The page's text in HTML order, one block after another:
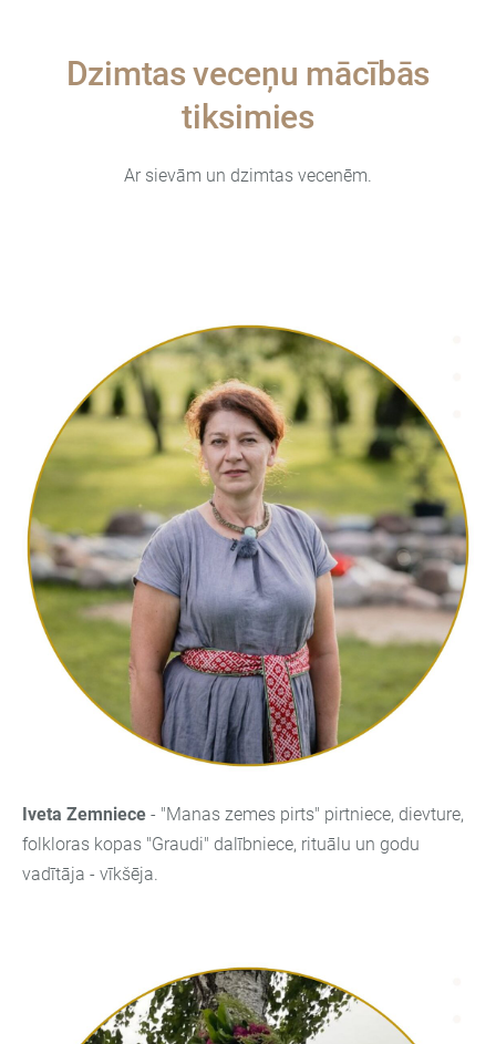
Dzimtas veceņu mācībās
tiksimies
Ar sievām un dzimtas vecenēm.
Iveta Zemniece - "Manas zemes pirts" pirtniece, dievture,
folkloras kopas "Graudi" dalībniece, rituālu un godu
vadītāja - vīkšēja.